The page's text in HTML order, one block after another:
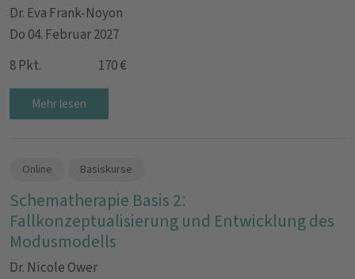
Dr. Eva Frank-Noyon
Do 04. Februar 2027
8 Pkt.
170 €
Mehr lesen
Online Basiskurse
Schematherapie Basis 2:
Fallkonzeptualisierung und Entwicklung des
Modusmodells
Dr. Nicole Ower